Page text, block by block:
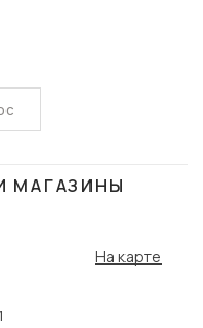
МАГАЗИНЫ
На карте